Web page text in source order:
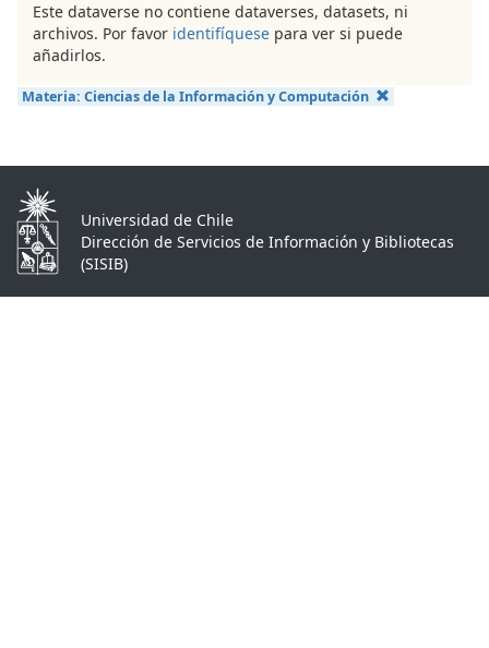
Este dataverse no contiene dataverses, datasets, ni
archivos. Por favor identifíquese para ver si puede
añadirlos.
Materia: Ciencias de la Información y Computación
Universidad de Chile
Dirección de Servicios de Información y Bibliotecas
(SISIB)